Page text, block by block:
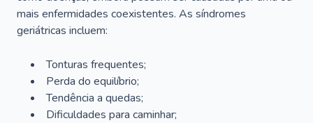
mais enfermidades coexistentes. As síndromes
geriátricas incluem:
Tonturas frequentes;
Perda do equilíbrio;
Tendência a quedas;
Dificuldades para caminhar;